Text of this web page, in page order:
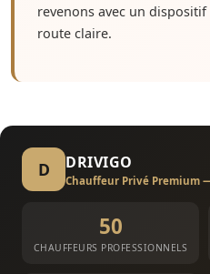
revenons avec un
route claire.
D DRIVIGO
Chauffeur Privé Premium
50
CHAUFFEURS PROFESSIONNELS